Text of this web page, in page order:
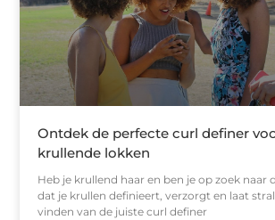
Ontdek de perfecte curl definer
krullende lokken
Heb je krullend haar en ben je op zoek naar
dat je krullen definieert, verzorgt en laat
vinden van de juiste curl definer